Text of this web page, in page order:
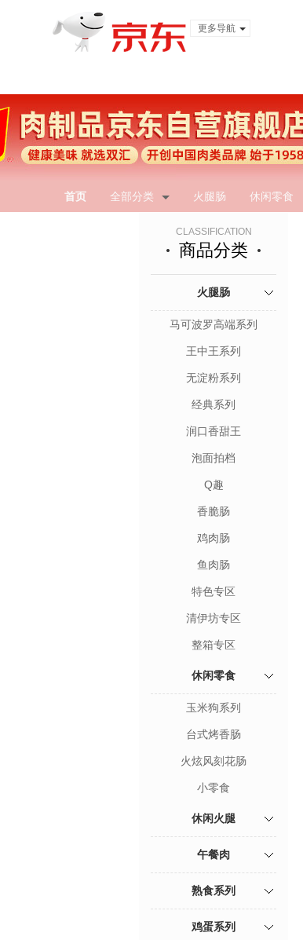
更多导航
首页 全部分类 火腿肠 休闲零食
CLASSIFICATION
商品分类
火腿肠
马可波罗高端系列
王中王系列
无淀粉系列
经典系列
润口香甜王
泡面拍档
Q趣
香脆肠
鸡肉肠
鱼肉肠
特色专区
清伊坊专区
整箱专区
休闲零食
玉米狗系列
台式烤香肠
火炫风刻花肠
小零食
休闲火腿
午餐肉
熟食系列
鸡蛋系列